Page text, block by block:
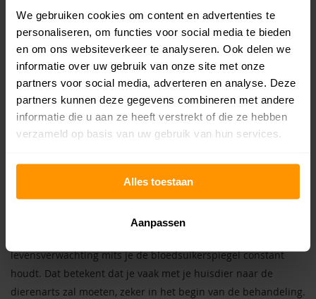
We gebruiken cookies om content en advertenties te
personaliseren, om functies voor social media te bieden
en om ons websiteverkeer te analyseren. Ook delen we
informatie over uw gebruik van onze site met onze
partners voor social media, adverteren en analyse. Deze
partners kunnen deze gegevens combineren met andere
informatie die u aan ze heeft verstrekt of die ze hebben
verzameld op basis van uw gebruik van hun services.
Alles toestaan
Aanpassen
Testresultaten kunnen in de Petnostics app worden opslagen.
Zeker bij diabetes is het interessant om de lange termijn
ontwikkelingen in de bloedsuikerspiegel in de gaten te
houden. Bovendien levert dit voor de dierenarts relevante
informatie op.
Petnostics Diabetes Test Strips
Hond en Kat
levensverwachting mits je de bloedsuikerspiegel constant
houdt. Dat betekent dat je vaak met je huisdier naar de
dierenarts zal moeten, zeker in het begin van de behandeling.